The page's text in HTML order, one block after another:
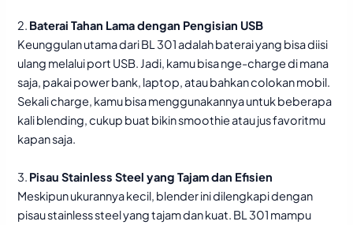
2. Baterai Tahan Lama dengan Pengisian USB
Keunggulan utama dari BL 301 adalah baterai yang bisa diisi
ulang melalui port USB. Jadi, kamu bisa nge-charge di mana
saja, pakai power bank, laptop, atau bahkan colokan mobil.
Sekali charge, kamu bisa menggunakannya untuk beberapa
kali blending, cukup buat bikin smoothie atau jus favoritmu
kapan saja.
3. Pisau Stainless Steel yang Tajam dan Efisien
Meskipun ukurannya kecil, blender ini dilengkapi dengan
pisau stainless steel yang tajam dan kuat. BL 301 mampu